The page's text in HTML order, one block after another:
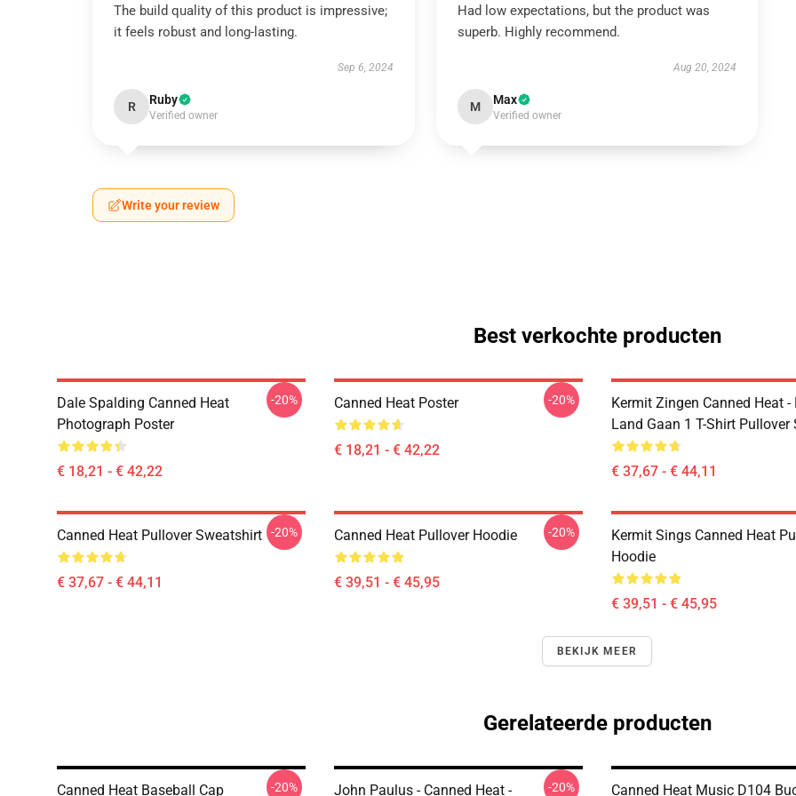
The build quality of this product is impressive;
it feels robust and long-lasting.
Sep 6, 2024
R Ruby
Verified owner
Had low expectations, but the product was
superb. Highly recommend.
Aug 20, 2024
M Max
Verified owner
Write your review
Best verkochte producten
Dale Spalding Canned Heat
Photograph Poster
€ 18,21 - € 42,22
-20% Canned Heat Poster
€ 18,21 - € 42,22
-20%
Kermit Zingen Canned Heat -
Land Gaan 1 T-Shirt Pullover
€ 37,67 - € 44,11
Canned Heat Pullover Sweatshirt
€ 37,67 - € 44,11
-20% Canned Heat Pullover Hoodie
€ 39,51 - € 45,95
-20%
Kermit Sings Canned Heat
Hoodie
€ 39,51 - € 45,95
BEKIJK MEER
Gerelateerde producten
Canned Heat Baseball Cap -20%
John Paulus - Canned Heat -
-20% Canned Heat Music D104